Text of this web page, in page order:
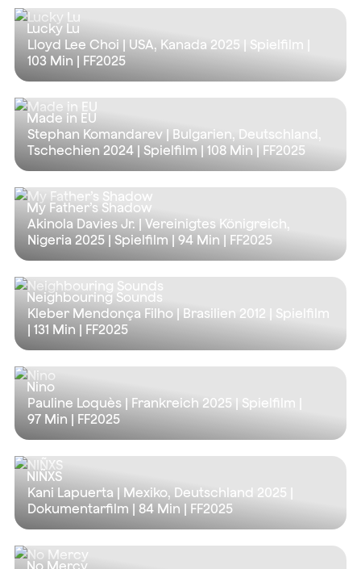
Lucky Lu
Lloyd Lee Choi | USA, Kanada 2025 | Spielfilm |
103 Min | FF2025
Made in EU
Stephan Komandarev | Bulgarien, Deutschland,
Tschechien 2024 | Spielfilm | 108 Min | FF2025
My Father’s Shadow
Akinola Davies Jr. | Vereinigtes Königreich,
Nigeria 2025 | Spielfilm | 94 Min | FF2025
Neighbouring Sounds
Kleber Mendonça Filho | Brasilien 2012 | Spielfilm
| 131 Min | FF2025
Nino
Pauline Loquès | Frankreich 2025 | Spielfilm |
97 Min | FF2025
NIÑXS
Kani Lapuerta | Mexiko, Deutschland 2025 |
Dokumentarfilm | 84 Min | FF2025
No Mercy